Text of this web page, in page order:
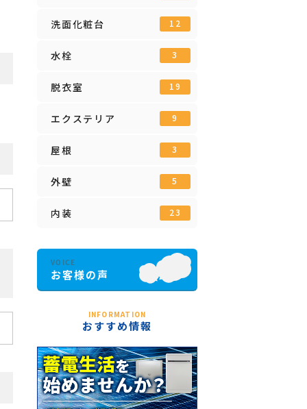
洗面化粧台 12
水栓 3
脱衣室 19
エクステリア 9
屋根 3
外壁 5
内装 23
INFORMATION
おすすめ情報